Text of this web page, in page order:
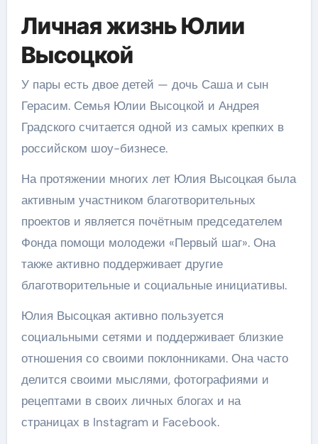
Личная жизнь Юлии
Высоцкой
У пары есть двое детей — дочь Саша и сын
Герасим. Семья Юлии Высоцкой и Андрея
Градского считается одной из самых крепких в
российском шоу-бизнесе.
На протяжении многих лет Юлия Высоцкая была
активным участником благотворительных
проектов и является почётным председателем
Фонда помощи молодежи «Первый шаг». Она
также активно поддерживает другие
благотворительные и социальные инициативы.
Юлия Высоцкая активно пользуется
социальными сетями и поддерживает близкие
отношения со своими поклонниками. Она часто
делится своими мыслями, фотографиями и
рецептами в своих личных блогах и на
страницах в Instagram и Facebook.